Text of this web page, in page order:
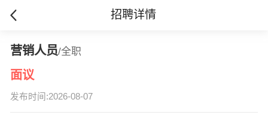
招聘详情
营销人员/全职
面议
发布时间:2026-08-07